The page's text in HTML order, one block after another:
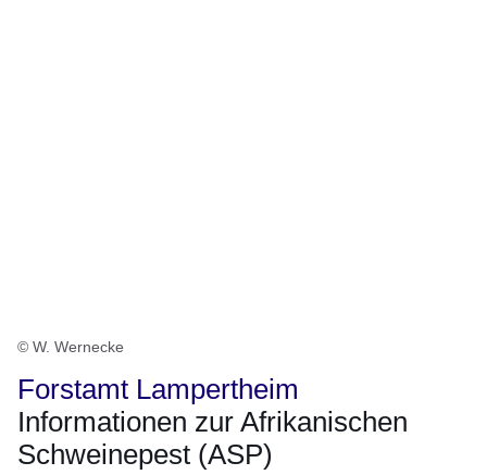
© W. Wernecke
Forstamt Lampertheim
Informationen zur Afrikanischen
Schweinepest (ASP)